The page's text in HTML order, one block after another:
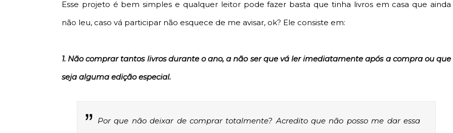
Esse projeto é bem simples e qualquer leitor pode fazer basta que tinha livros em casa que ainda
não leu, caso vá participar não esquece de me avisar, ok? Ele consiste em:
1. Não comprar tantos livros durante o ano, a não ser que vá ler imediatamente após a compra ou que
seja alguma edição especial.
Por que não deixar de comprar totalmente? Acredito que não posso me dar essa